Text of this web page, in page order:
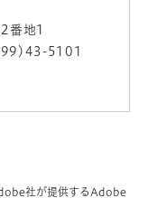
番地1
5101
社が提供するAdobe